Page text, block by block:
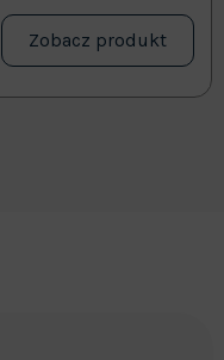
Zobacz produkt